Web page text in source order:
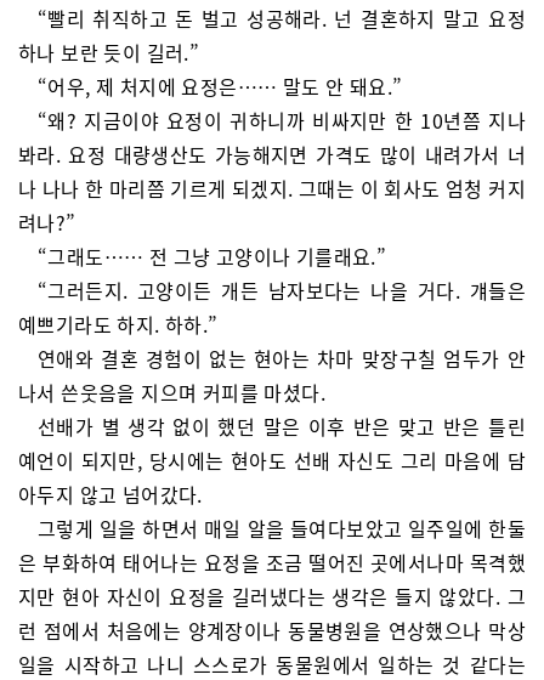
“빨리 취직하고 돈 벌고 성공해라. 넌 결혼하지 말고 요정
하나 보란 듯이 길러.”
“어우, 제 처지에 요정은…… 말도 안 돼요.”
“왜? 지금이야 요정이 귀하니까 비싸지만 한 10년쯤 지나
봐라. 요정 대량생산도 가능해지면 가격도 많이 내려가서 너
나 나나 한 마리쯤 기르게 되겠지. 그때는 이 회사도 엄청 커지
려나?”
“그래도…… 전 그냥 고양이나 기를래요.”
“그러든지. 고양이든 개든 남자보다는 나을 거다. 걔들은
예쁘기라도 하지. 하하.”
연애와 결혼 경험이 없는 현아는 차마 맞장구칠 엄두가 안
나서 쓴웃음을 지으며 커피를 마셨다.
선배가 별 생각 없이 했던 말은 이후 반은 맞고 반은 틀린
예언이 되지만, 당시에는 현아도 선배 자신도 그리 마음에 담
아두지 않고 넘어갔다.
그렇게 일을 하면서 매일 알을 들여다보았고 일주일에 한둘
은 부화하여 태어나는 요정을 조금 떨어진 곳에서나마 목격했
지만 현아 자신이 요정을 길러냈다는 생각은 들지 않았다. 그
런 점에서 처음에는 양계장이나 동물병원을 연상했으나 막상
일을 시작하고 나니 스스로가 동물원에서 일하는 것 같다는